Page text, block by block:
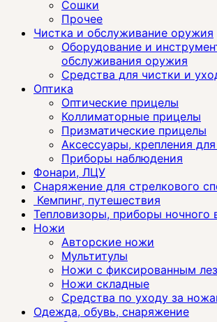
Сошки
Прочее
Чистка и обслуживание оружия
Оборудование и
обслуживания оружия
Средства для чистки и
Оптика
Оптические прицелы
Коллиматорные прицелы
Призматические прицелы
Аксессуары, крепления
Приборы наблюдения
Фонари, ЛЦУ
Снаряжение для стрелкового
Кемпинг, путешествия
Тепловизоры, приборы ночного
Ножи
Авторские ножи
Мультитулы
Ножи с фиксированным
Ножи складные
Средства по уходу за
Одежда, обувь, снаряжение